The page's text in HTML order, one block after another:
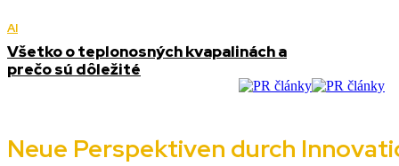
AI
Všetko o teplonosných kvapalinách a
prečo sú dôležité
Neue Perspektiven durch